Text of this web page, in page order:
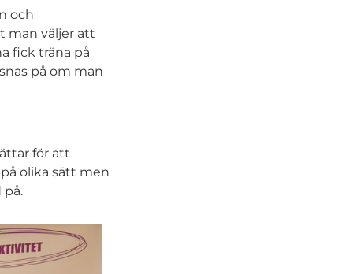
och
man väljer att
fick träna på
på om man
för att
olika sätt men
på.